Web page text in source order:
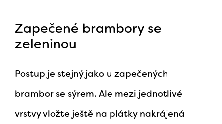
Zapečené brambory se
zeleninou
Postup je stejný jako u zapečených
brambor se sýrem. Ale mezi jednotlivé
vrstvy vložte ještě na plátky nakrájená